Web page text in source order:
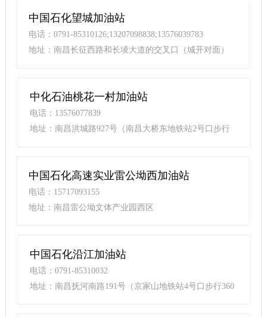
中国石化望城加油站
电话：0791-85310126;13207098838;13576039783
地址：南昌长征西路和长堎大道的交叉口（城开对面）
中化石油桃花一村加油站
电话：13576077839
地址：南昌洪城路927号（南昌大桥东地铁站2号口步行
中国石化高速实业雷公坳西加油站
电话：15717093155
地址：南昌雷公坳文体产业园西区
中国石化沿江加油站
电话：0791-85310032
地址：南昌抚河南路191号（京家山地铁站4号口步行360